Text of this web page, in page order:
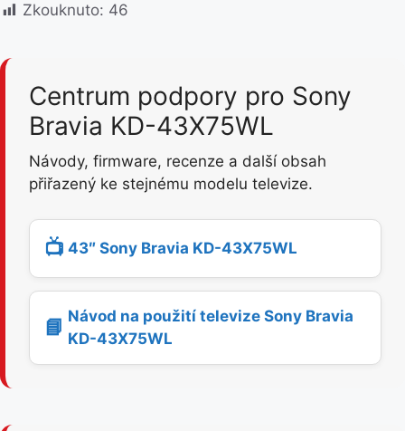
Zkouknuto: 46
Centrum podpory pro Sony
Bravia KD-43X75WL
Návody, firmware, recenze a další obsah
přiřazený ke stejnému modelu televize.
📺 43″ Sony Bravia KD-43X75WL
📘 Návod na použití televize Sony Bravia
KD-43X75WL